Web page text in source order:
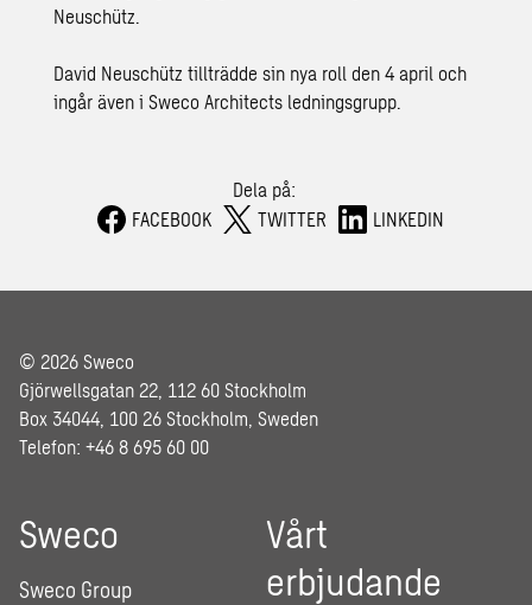
Neuschütz.
David Neuschütz tillträdde sin nya roll den 4 april och
ingår även i Sweco Architects ledningsgrupp.
Dela på:
FACEBOOK
TWITTER LINKEDIN
© 2026 Sweco
Gjörwellsgatan 22, 112 60 Stockholm
Box 34044, 100 26 Stockholm, Sweden
Telefon: +46 8 695 60 00
Sweco
Sweco Group
Vårt
erbjudande